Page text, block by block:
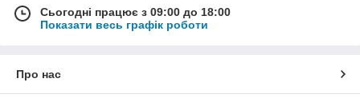
Сьогодні працює з 09:00 до 18:00
Показати весь графік роботи
Про нас